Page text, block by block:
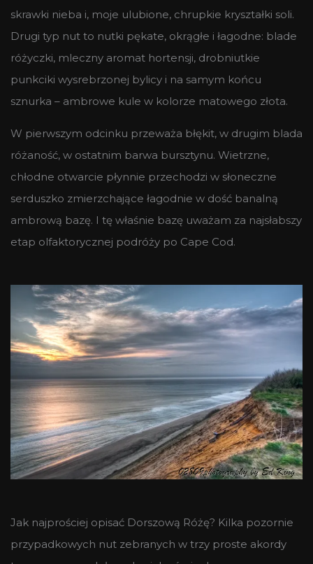
skrawki nieba i, moje ulubione, chrupkie kryształki soli.
Drugi typ nut to nutki pękate, okrągłe i łagodne: blade
różyczki, mleczny aromat hortensji, drobniutkie
punkciki wysrebrzonej bylicy i na samym końcu
sznurka – ambrowe kule w kolorze matowego złota.
W pierwszym odcinku przeważa błękit, w drugim blada
różaność, w ostatnim barwa bursztynu. Wietrzne,
chłodne otwarcie płynnie przechodzi w słoneczne
serduszko zmierzchające łagodnie w dość banalną
ambrową bazę. I tę właśnie bazę uważam za najsłabszy
etap olfaktorycznej podróży po Cape Cod.
Jak najprościej opisać Dorszową Różę? Kilka pozornie
przypadkowych nut zebranych w trzy proste akordy